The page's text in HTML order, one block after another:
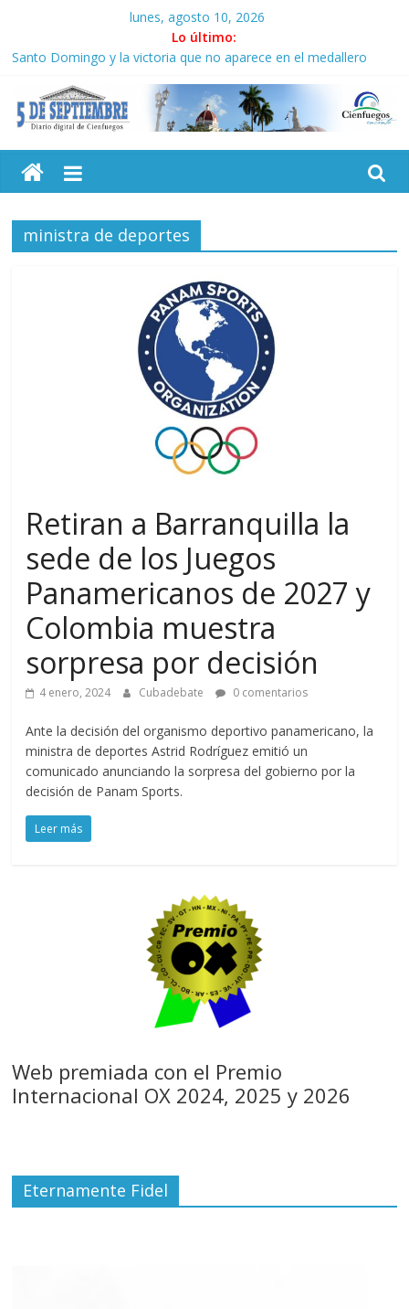
contenido
lunes, agosto 10, 2026
Lo último:
Santo Domingo y la victoria que no aparece en el medallero
Cuba
En Cuba, una educación desde y al servicio del pueblo
¡La unidad es la voluntad de luchar y de vencer juntos!
5
Septiembre
Diario
ministra de deportes
Retiran a Barranquilla la
sede de los Juegos
Panamericanos de 2027 y
Colombia muestra
sorpresa por decisión
4 enero, 2024 Cubadebate 0 comentarios
Ante la decisión del organismo deportivo panamericano, la
ministra de deportes Astrid Rodríguez emitió un
comunicado anunciando la sorpresa del gobierno por la
decisión de Panam Sports.
Leer más
Web premiada con el Premio
Internacional OX 2024, 2025 y 2026
Eternamente Fidel